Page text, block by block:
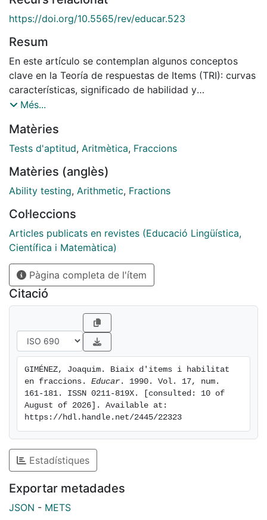
https://doi.org/10.5565/rev/educar.523
Resum
En este artículo se contemplan algunos conceptos
clave en la Teoría de respuestas de Items (TRI): curvas
características, significado de habilidad y
discriminación en dicha Teoría. Se aplica el estudio de
fracciones en la Educación Básica en 5º y 8ºde EGB en
España siguiendo el planteamiento de Onslow y
diferencias entre edades y cursos.
Més...
Matèries
Tests d'aptitud, Aritmètica, Fraccions
Matèries (anglès)
Ability testing, Arithmetic, Fractions
Col·leccions
Articles publicats en revistes (Educació Lingüística,
Científica i Matemàtica)
Pàgina completa de l'ítem
Citació
GIMÉNEZ, Joaquim. Biaix d'items i habilitat
en fraccions. Educar . 1990. Vol. 17, num.
161-181. ISSN 0211-819X. [consulted: 10 of
August of 2026]. Available at:
https://hdl.handle.net/2445/22323
Estadístiques
Exportar metadades
JSON - METS